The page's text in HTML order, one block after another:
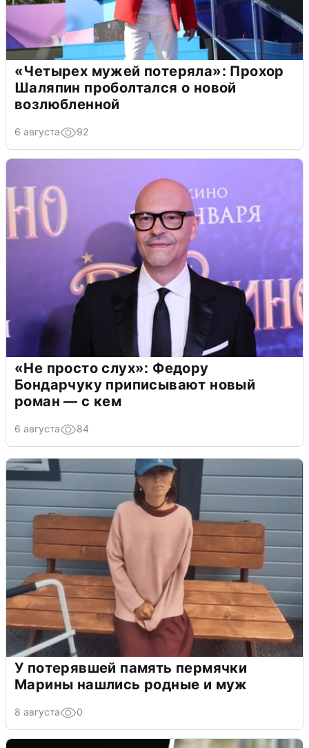
«Четырех мужей потеряла»: Прохор
Шаляпин проболтался о новой
возлюбленной
6 августа 92
«Не просто слух»: Федору
Бондарчуку приписывают новый
роман — с кем
6 августа 84
У потерявшей память пермячки
Марины нашлись родные и муж
8 августа 0